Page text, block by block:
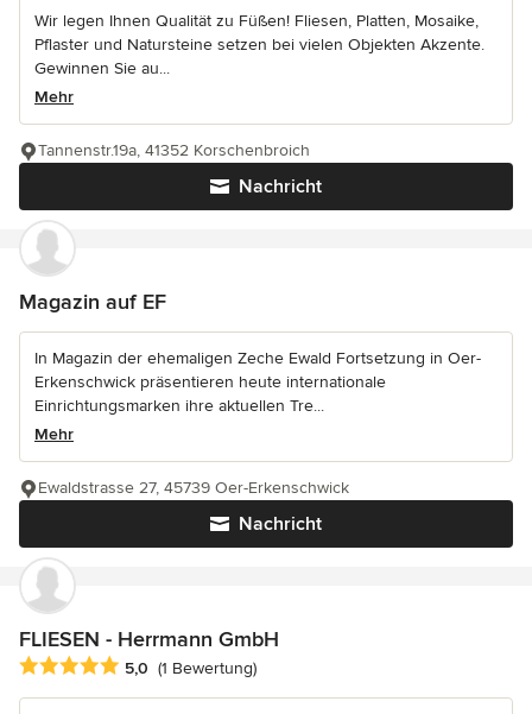
Wir legen Ihnen Qualität zu Füßen! Fliesen, Platten, Mosaike,
Pflaster und Natursteine setzen bei vielen Objekten Akzente.
Gewinnen Sie au...
Mehr
Nachricht
Tannenstr.19a, 41352 Korschenbroich
Magazin auf EF
In Magazin der ehemaligen Zeche Ewald Fortsetzung in Oer-
Erkenschwick präsentieren heute internationale
Einrichtungsmarken ihre aktuellen Tre...
Mehr
Nachricht
Ewaldstrasse 27, 45739 Oer-Erkenschwick
FLIESEN - Herrmann GmbH
Durchschnittliche Bewertung: 5 von 5 Sternen
5,0 (1 Bewertung)